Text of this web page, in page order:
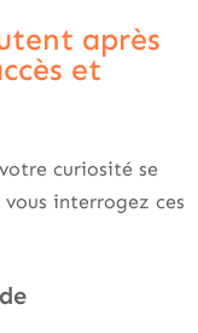
après
et
curiosité se
interrogez ces